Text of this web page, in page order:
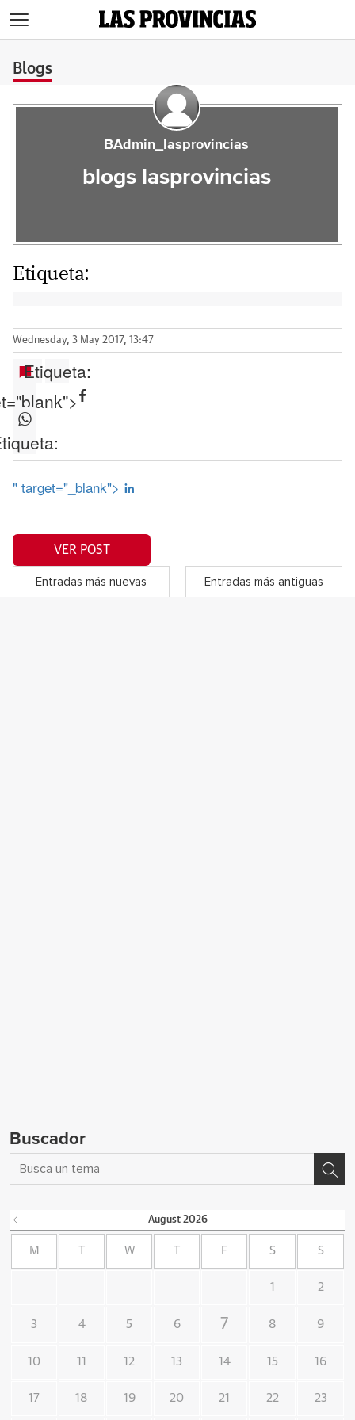
Blogs
BAdmin_lasprovincias
blogs lasprovincias
Etiqueta:
Wednesday, 3 May 2017, 13:47
Etiqueta:
" target="_blank">
VER POST
Entradas más nuevas Entradas más antiguas
Buscador
August 2026
M W F S S
1 2
3 4 5 6 7 8 9
10 11 12 13 14 15 16
17 18 19 20 21 22 23